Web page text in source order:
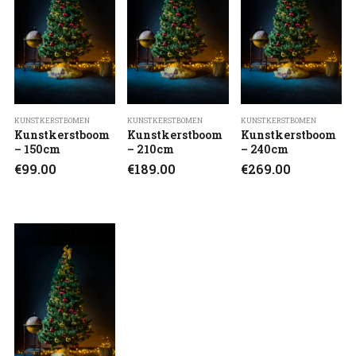
KUNSTKERSTBOMEN
Kunstkerstboom
– 150cm
€99.00
KUNSTKERSTBOMEN
Kunstkerstboom
– 210cm
€189.00
KUNSTKERSTBOMEN
Kunstkerstboom
– 240cm
€269.00